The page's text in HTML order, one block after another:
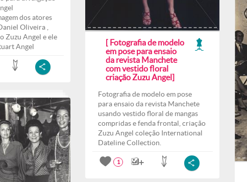
dos atores
Oliveira ,
Zuzu Angel e ele
Angel
[ Fotografia de modelo
em pose para ensaio
da revista Manchete
com vestido floral
criação Zuzu Angel]
Fotografia de modelo em pose
para ensaio da revista Manchete
usando vestido floral de mangas
compridas e fenda frontal, criação
Zuzu Angel coleção International
Dateline Collection.
1